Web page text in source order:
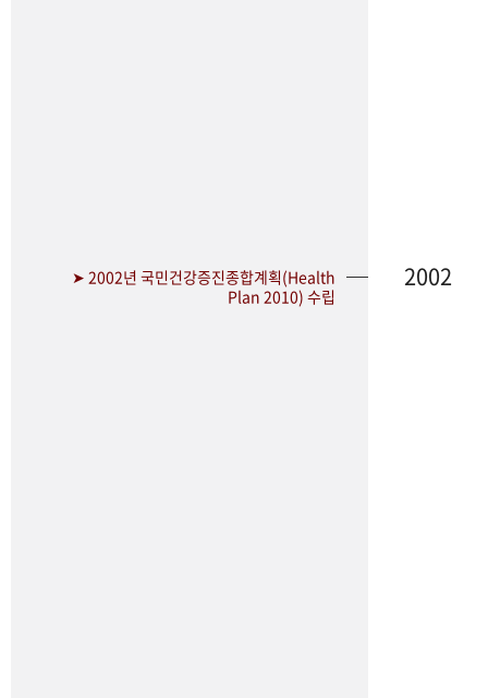
➤ 2002년 국민건강증진종합계획(Health
Plan 2010) 수립
2002